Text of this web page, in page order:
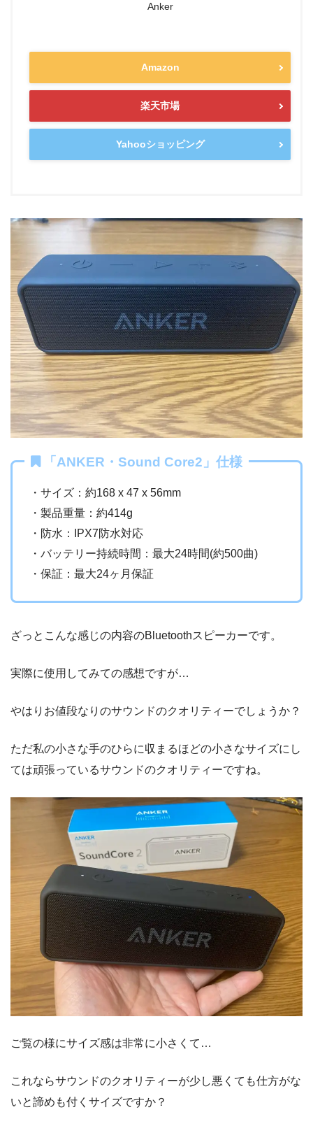
Anker
Amazon
楽天市場
Yahooショッピング
「ANKER・Sound Core2」仕様
・サイズ：約168 x 47 x 56mm
・製品重量：約414g
・防水：IPX7防水対応
・バッテリー持続時間： 最大24時間(約500曲)
・保証： 最大24ヶ月保証
ざっとこんな感じの内容のBluetoothスピーカーです。
実際に使用してみての感想ですが…
やはりお値段なりのサウンドのクオリティーでしょうか？
ただ私の小さな手のひらに収まるほどの小さなサイズにし
ては頑張っているサウンドのクオリティーですね。
ご覧の様にサイズ感は非常に小さくて…
これならサウンドのクオリティーが少し悪くても仕方がな
いと諦めも付くサイズですか？